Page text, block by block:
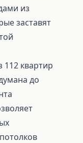
из
заставят
112 квартир
до